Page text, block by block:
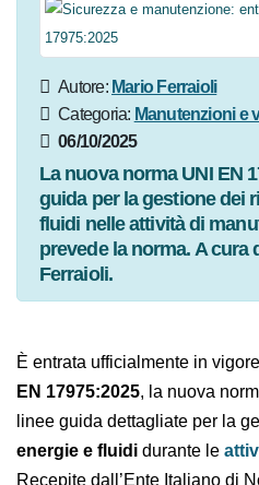
Autore:Mario Ferraioli
Categoria:
06/10/2025
La nuova norma UNI EN
guida per la gestione dei
fluidi nelle attività di
prevede la norma. A cura
Ferraioli.
È entrata ufficialmente in
EN 17975:2025, la nuova
linee guida dettagliate per la
connessi aenergie e fluidi